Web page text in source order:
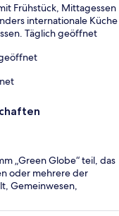
Frühstück, Mittagessen
internationale Küche
Täglich geöffnet
„Green Globe“ teil, das
oder mehrere der
Gemeinwesen,